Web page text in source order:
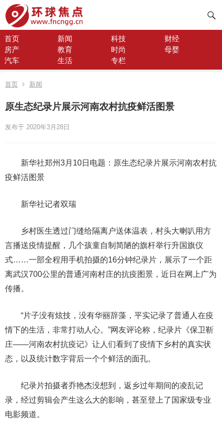
首页 新闻 科技
财经
房产
教育 时尚
母婴
汽车
生活 专栏
首页 新闻
原生态纪录片展示河南农村抗疫鲜活图景
发布于 2020年3月28日
新华社郑州3月10日电题：原生态纪录片展示河南农村抗
疫鲜活图景
新华社记者双瑞
乡村医生透过门缝给隔离户送体温表，村头大喇叭用方
言播送疫情提醒，几个孩童自制简陋的旗杆举行升国旗仪
式……一部全程用手机拍摄的16分钟纪录片，展示了一个距
离武汉700公里的普通河南村庄的抗疫图景，近日在网上广为
传播。
“片子没有炫技，没有华丽辞藻，平实记录了普通人在疫
情下的生活，非常打动人心。”网友评论称，纪录片《保卫靳
庄——河南农村抗疫记》让人们看到了疫情下乡村的真实状
态，以及统计数字背后一个个鲜活的面孔。
纪录片拍摄者乔艳杰没想到，返乡过年期间的凌乱记
录，经过剪辑会产生这么大的影响，甚至登上了国家级专业
电影频道。